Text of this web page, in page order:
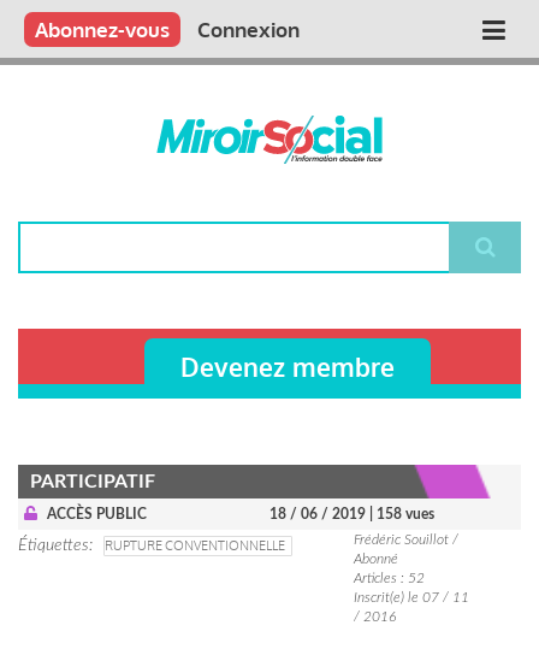
Aller
contenu
Main
Qui sommes nous ?
Vous publiez
Nous publions
Contactez-nous
Abonnez-vous Connexion
Devenez membre
PARTICIPATIF
ACCÈS PUBLIC 18 / 06 / 2019 | 158 vues
Étiquettes RUPTURE CONVENTIONNELLE
Frédéric Souillot /
Abonné
Articles : 52
Inscrit(e) le 07 / 11
/ 2016